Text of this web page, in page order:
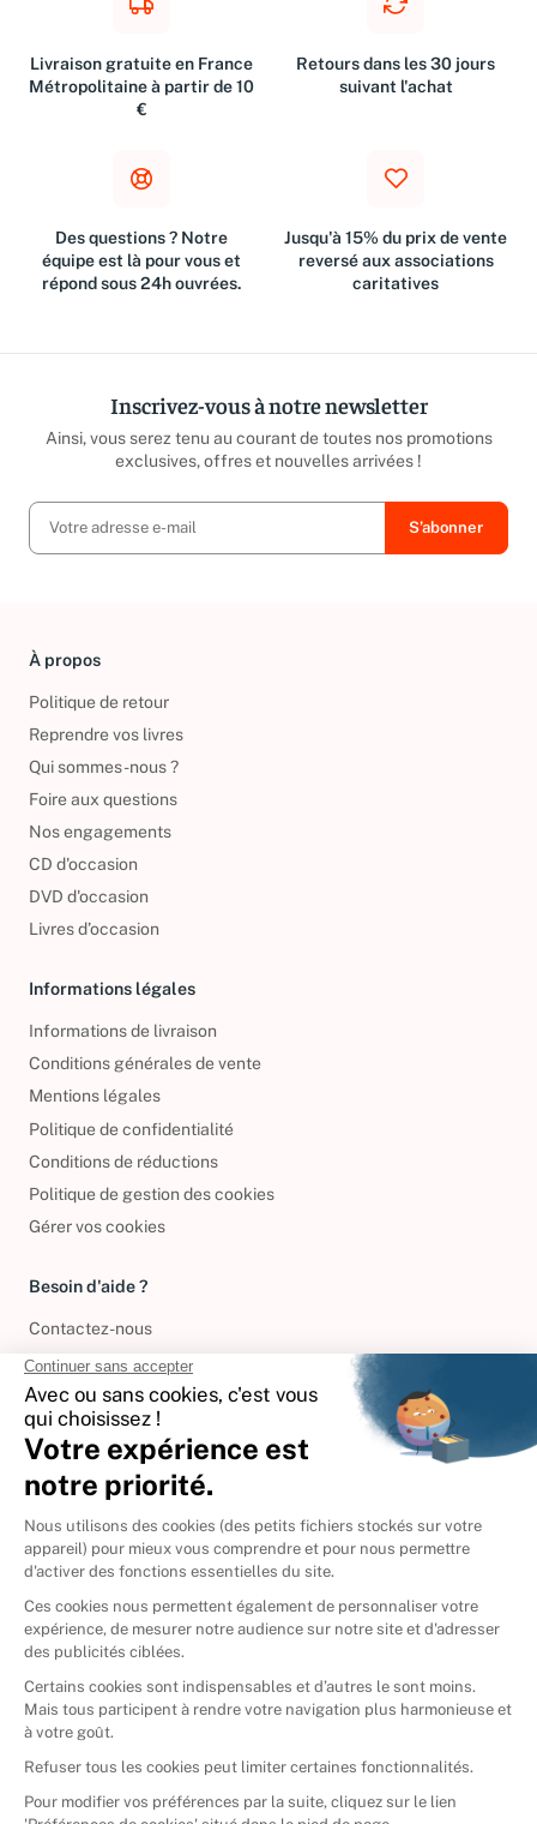
Livraison gratuite en France
Métropolitaine à partir de 10
€
Retours dans les 30 jours
suivant l'achat
Des questions ? Notre
équipe est là pour vous et
répond sous 24h ouvrées.
Jusqu'à 15% du prix de vente
reversé aux associations
caritatives
Inscrivez-vous à notre newsletter
Ainsi, vous serez tenu au courant de toutes nos promotions
exclusives, offres et nouvelles arrivées !
À propos
Politique de retour
Reprendre vos livres
Qui sommes-nous ?
Foire aux questions
Nos engagements
CD d'occasion
DVD d'occasion
Livres d’occasion
Informations légales
Informations de livraison
Conditions générales de vente
Mentions légales
Politique de confidentialité
Conditions de réductions
Politique de gestion des cookies
Gérer vos cookies
Besoin d'aide ?
Contactez-nous
International
🇪🇸Espagne
🇮🇹Italie
Donner vos livres